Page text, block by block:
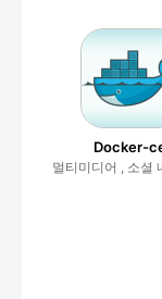
Docker-
멀티미디어 , 소셜